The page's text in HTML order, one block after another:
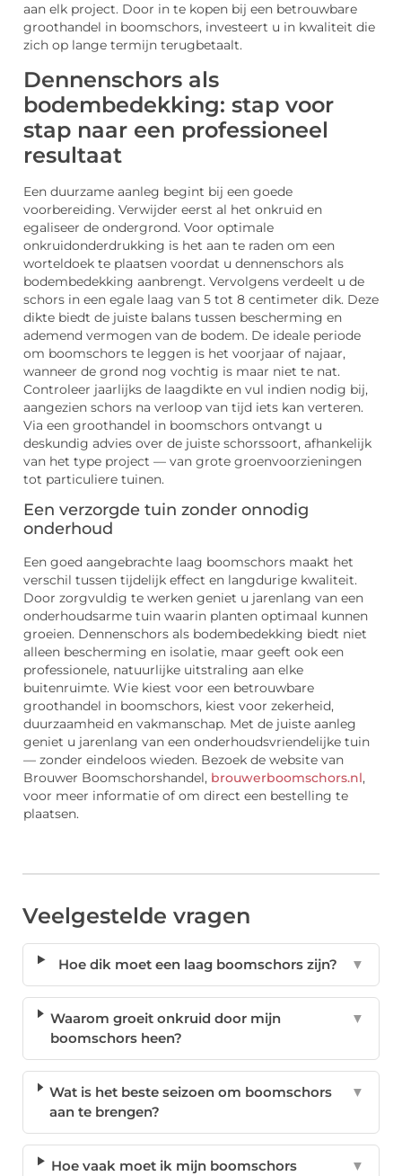
aan elk project. Door in te kopen bij een betrouwbare
groothandel in boomschors, investeert u in kwaliteit die
zich op lange termijn terugbetaalt.
Dennenschors als
bodembedekking: stap voor
stap naar een professioneel
resultaat
Een duurzame aanleg begint bij een goede
voorbereiding. Verwijder eerst al het onkruid en
egaliseer de ondergrond. Voor optimale
onkruidonderdrukking is het aan te raden om een
worteldoek te plaatsen voordat u dennenschors als
bodembedekking aanbrengt. Vervolgens verdeelt u de
schors in een egale laag van 5 tot 8 centimeter dik. Deze
dikte biedt de juiste balans tussen bescherming en
ademend vermogen van de bodem. De ideale periode
om boomschors te leggen is het voorjaar of najaar,
wanneer de grond nog vochtig is maar niet te nat.
Controleer jaarlijks de laagdikte en vul indien nodig bij,
aangezien schors na verloop van tijd iets kan verteren.
Via een groothandel in boomschors ontvangt u
deskundig advies over de juiste schorssoort, afhankelijk
van het type project — van grote groenvoorzieningen
tot particuliere tuinen.
Een verzorgde tuin zonder onnodig
onderhoud
Een goed aangebrachte laag boomschors maakt het
verschil tussen tijdelijk effect en langdurige kwaliteit.
Door zorgvuldig te werken geniet u jarenlang van een
onderhoudsarme tuin waarin planten optimaal kunnen
groeien. Dennenschors als bodembedekking biedt niet
alleen bescherming en isolatie, maar geeft ook een
professionele, natuurlijke uitstraling aan elke
buitenruimte. Wie kiest voor een betrouwbare
groothandel in boomschors, kiest voor zekerheid,
duurzaamheid en vakmanschap. Met de juiste aanleg
geniet u jarenlang van een onderhoudsvriendelijke tuin
— zonder eindeloos wieden. Bezoek de website van
Brouwer Boomschorshandel, brouwerboomschors.nl,
voor meer informatie of om direct een bestelling te
plaatsen.
Veelgestelde vragen
Hoe dik moet een laag boomschors zijn? ▼
Waarom groeit onkruid door mijn
boomschors heen?
▼
Wat is het beste seizoen om boomschors
aan te brengen?
▼
Hoe vaak moet ik mijn boomschors
▼